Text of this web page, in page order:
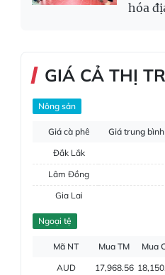
hóa
GIÁ CẢ THỊ
Nông sản
Giá cà phê Giá trung bình
Đắk Lắk
Lâm Đồng
Gia Lai
Đắk Nông
Ngoại tệ
Mã NT Mua TM Mua
AUD
17,968.56